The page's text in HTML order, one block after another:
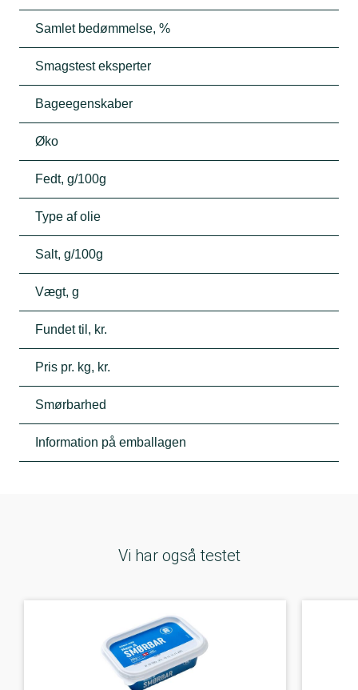
Samlet bedømmelse, %
Smagstest eksperter
Bageegenskaber
Øko
Fedt, g/100g
Type af olie
Salt, g/100g
Vægt, g
Fundet til, kr.
Pris pr. kg, kr.
Smørbarhed
Information på emballagen
Vi har også testet